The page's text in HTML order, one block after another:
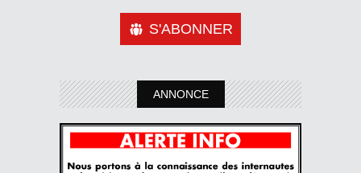
S'ABONNER
ANNONCE